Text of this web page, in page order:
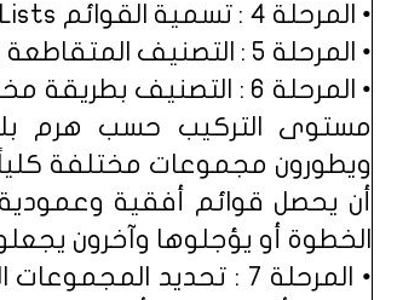
• المرحلة 4 : تسمية القوائم Naming Lists.
• المرحلة 5 : التصنيف المتقاطعة (عبر التصنيفات يوجد سمات مشترك).
مستوى التركيب حسب هرم
ويطورون مجموعات مختلفة
أن يحصل قوائم أفقية
الخطوة أو يؤجلوها وآخرون